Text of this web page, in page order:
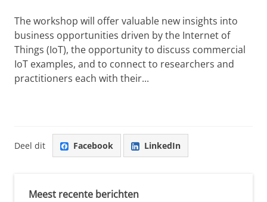
The workshop will offer valuable new insights into
business opportunities driven by the Internet of
Things (IoT), the opportunity to discuss commercial
IoT examples, and to connect to researchers and
practitioners each with their...
Deel dit Facebook LinkedIn
Meest recente berichten